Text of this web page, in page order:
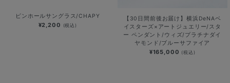
ピンホールサングラス/CHAPY
¥2,200 (税込)
【30日間前後お届け】横浜DeNAベ
イスターズ×アートジュエリー/スタ
ー ペンダント/ウィズ/プラチナダイ
ヤモンド/ブルーサファイア
¥165,000 (税込)